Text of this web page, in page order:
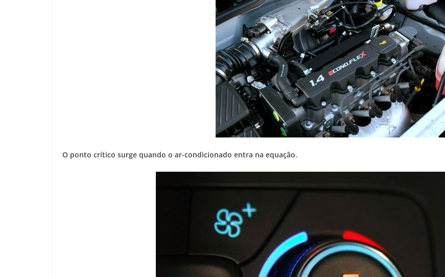
O ponto crítico surge quando o ar-condicionado entra na equação.